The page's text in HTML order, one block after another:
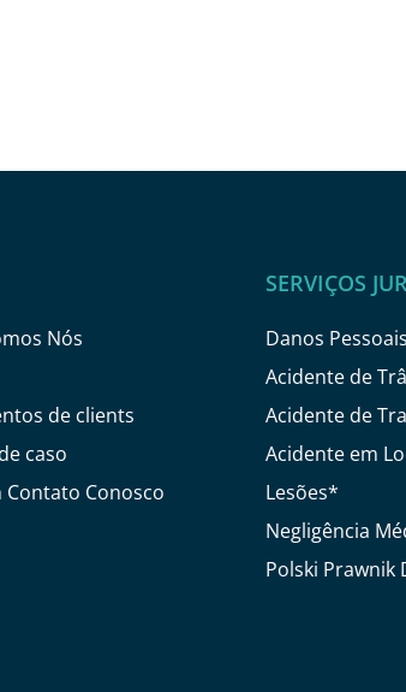
Nós
de clients
caso
Contato Conosco
SERVIÇOS
Danos
Acidente de
Acidente de
Acidente em
Lesões*
Negligência
Polski Prawnik